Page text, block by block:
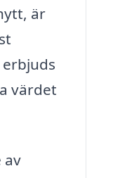
är
värdet
av